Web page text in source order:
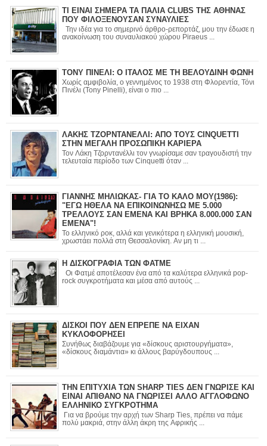
ΤΙ ΕΙΝΑΙ ΣΗΜΕΡΑ ΤΑ ΠΑΛΙΑ CLUBS ΤΗΣ ΑΘΗΝΑΣ
ΠΟΥ ΦΙΛΟΞΕΝΟΥΣΑΝ ΣΥΝΑΥΛΙΕΣ
Την ιδέα για το σημερινό άρθρο-ρεπορτάζ, μου την έδωσε η
ανακοίνωση του συναυλιακού χώρου Piraeus ...
ΤΟΝΥ ΠΙΝΕΛΙ: Ο ΙΤΑΛΟΣ ΜΕ ΤΗ ΒΕΛΟΥΔΙΝΗ ΦΩΝΗ
Χωρίς αμφιβολία, ο γεννημένος το 1938 στη Φλορεντία, Τόνι
Πινέλι (Tony Pinelli), είναι ο πιο ...
ΛΑΚΗΣ ΤΖΟΡΝΤΑΝΕΛΛΙ: ΑΠΟ ΤΟΥΣ CINQUETTI
ΣΤΗΝ ΜΕΓΑΛΗ ΠΡΟΣΩΠΙΚΗ ΚΑΡΙΕΡΑ
Τον Λάκη Τζορντανέλλι τον γνωρίσαμε σαν τραγουδιστή την
τελευταία περίοδο των Cinquetti όταν ...
ΓΙΑΝΝΗΣ ΜΗΛΙΩΚΑΣ- ΓΙΑ ΤΟ ΚΑΛΟ ΜΟΥ(1986):
"ΕΓΩ ΗΘΕΛΑ ΝΑ ΕΠΙΚΟΙΝΩΝΗΣΩ ΜΕ 5.000
ΤΡΕΛΛΟΥΣ ΣΑΝ ΕΜΕΝΑ ΚΑΙ ΒΡΗΚΑ 8.000.000 ΣΑΝ
ΕΜΕΝΑ"!
Το ελληνικό ροκ, αλλά και γενικότερα η ελληνική μουσική,
χρωστάει πολλά στη Θεσσαλονίκη. Αν μη τι ...
Η ΔΙΣΚΟΓΡΑΦΙΑ ΤΩΝ ΦΑΤΜΕ
Οι Φατμέ αποτέλεσαν ένα από τα καλύτερα ελληνικά pop-
rock συγκροτήματα και μέσα από αυτούς ...
ΔΙΣΚΟΙ ΠΟΥ ΔΕΝ ΕΠΡΕΠΕ ΝΑ ΕΙΧΑΝ
ΚΥΚΛΟΦΟΡΗΣΕΙ
Συνήθως διαβάζουμε για «δίσκους αριστουργήματα»,
«δίσκους διαμάντια» κι άλλους βαρύγδουπους ...
ΤΗΝ ΕΠΙΤΥΧΙΑ ΤΩΝ SHARP TIES ΔΕΝ ΓΝΩΡΙΣΕ ΚΑΙ
ΕΙΝΑΙ ΑΠΙΘΑΝΟ ΝΑ ΓΝΩΡΙΣΕΙ ΑΛΛΟ ΑΓΓΛΟΦΩΝΟ
ΕΛΛΗΝΙΚΟ ΣΥΓΚΡΟΤΗΜΑ
Για να βρούμε την αρχή των Sharp Ties, πρέπει να πάμε
πολύ μακριά, στην άλλη άκρη της Αφρικής ...